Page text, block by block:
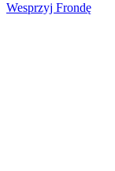
Wesprzyj Frondę